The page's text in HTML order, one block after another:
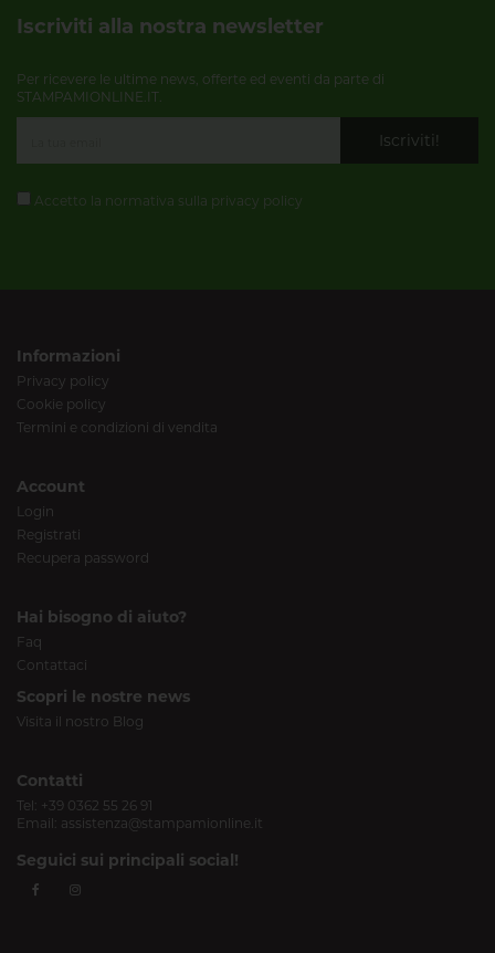
Iscriviti alla nostra newsletter
Per ricevere le ultime news, offerte ed eventi da parte di
STAMPAMIONLINE.IT.
Iscriviti!
Accetto la normativa sulla privacy policy
Informazioni
Privacy policy
Cookie policy
Termini e condizioni di vendita
Account
Login
Registrati
Recupera password
Hai bisogno di aiuto?
Faq
Contattaci
Scopri le nostre news
Visita il nostro Blog
Contatti
Tel: +39 0362 55 26 91
Email: assistenza@stampamionline.it
Seguici sui principali social!